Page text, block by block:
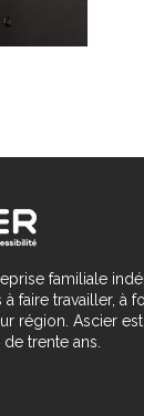
familiale
faire travailler, à
région. Ascier
trente ans.